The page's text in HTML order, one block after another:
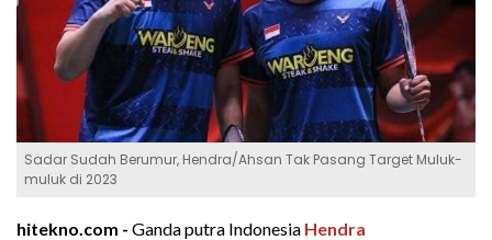
Sadar Sudah Berumur, Hendra/Ahsan Tak Pasang Target Muluk-
muluk di 2023
hitekno.com - Ganda putra Indonesia Hendra